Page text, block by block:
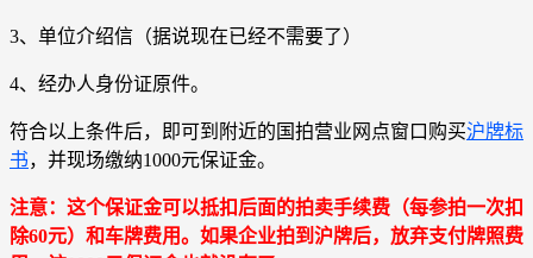
3、单位介绍信（据说现在已经不需要了）
4、经办人身份证原件。
符合以上条件后，即可到附近的国拍营业网点窗口购买沪牌标
书，并现场缴纳1000元保证金。
注意：这个保证金可以抵扣后面的拍卖手续费（每参拍一次扣
除60元）和车牌费用。如果企业拍到沪牌后，放弃支付牌照费